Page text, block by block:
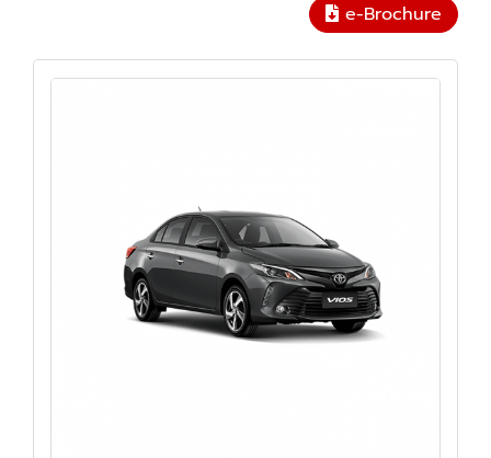
e-Brochure